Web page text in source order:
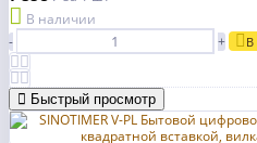
В наличии
-
+
Быстрый просмотр